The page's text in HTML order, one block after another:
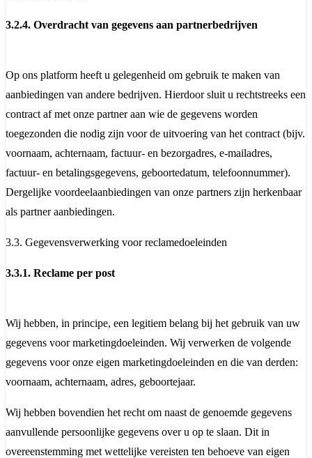
3.2.4. Overdracht van gegevens aan partnerbedrijven
Op ons platform heeft u gelegenheid om gebruik te maken van
aanbiedingen van andere bedrijven. Hierdoor sluit u rechtstreeks een
contract af met onze partner aan wie de gegevens worden
toegezonden die nodig zijn voor de uitvoering van het contract (bijv.
voornaam, achternaam, factuur- en bezorgadres, e-mailadres,
factuur- en betalingsgegevens, geboortedatum, telefoonnummer).
Dergelijke voordeelaanbiedingen van onze partners zijn herkenbaar
als partner aanbiedingen.
3.3. Gegevensverwerking voor reclamedoeleinden
3.3.1. Reclame per post
Wij hebben, in principe, een legitiem belang bij het gebruik van uw
gegevens voor marketingdoeleinden. Wij verwerken de volgende
gegevens voor onze eigen marketingdoeleinden en die van derden:
voornaam, achternaam, adres, geboortejaar.
Wij hebben bovendien het recht om naast de genoemde gegevens
aanvullende persoonlijke gegevens over u op te slaan. Dit in
overeenstemming met wettelijke vereisten ten behoeve van eigen